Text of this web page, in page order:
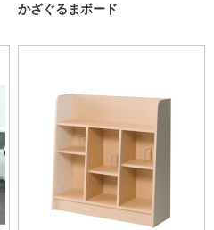
かざぐるまボード